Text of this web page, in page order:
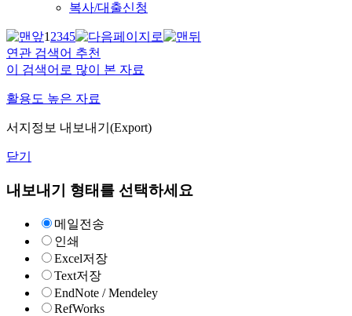
복사/대출신청
12345
연관 검색어 추천
이 검색어로 많이 본 자료
활용도 높은 자료
서지정보 내보내기(Export)
닫기
내보내기 형태를 선택하세요
메일전송
인쇄
Excel저장
Text저장
EndNote / Mendeley
RefWorks